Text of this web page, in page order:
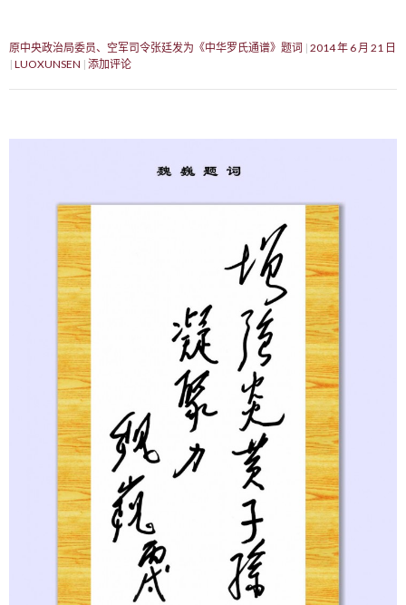
原中央政治局委员、空军司令张廷发为《中华罗氏通谱》题词 2014 年 6 月 21 日
LUOXUNSEN 添加评论